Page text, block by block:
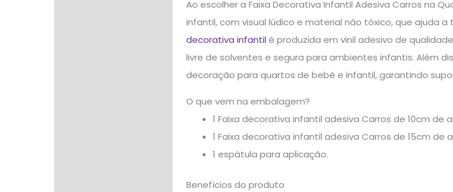
Ao escolher a Faixa Decorativa Infantil Adesiva Carros na
infantil, com visual lúdico e material não tóxico, que ajuda
decorativa infantil é produzida em vinil adesivo de
livre de solventes e segura para ambientes infantis. Além
decoração para quartos de bebê e infantil, garantindo
O que vem na embalagem?
1 Faixa decorativa infantil adesiva Carros de 10cm
1 Faixa decorativa infantil adesiva Carros de 15cm
1 espátula para aplicação.
Benefícios do produto